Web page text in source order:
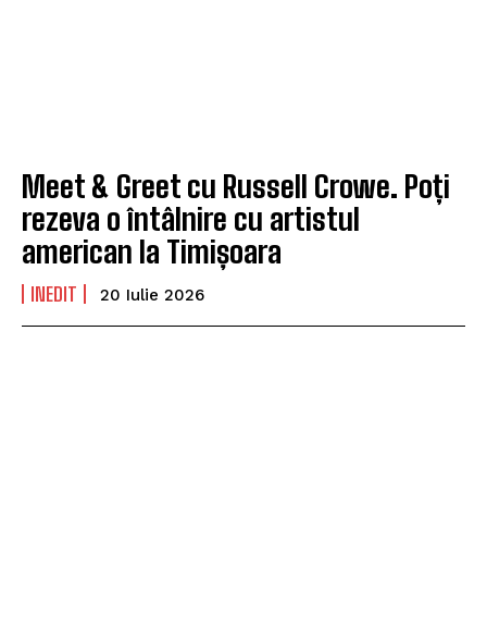
Meet & Greet cu Russell Crowe. Poți
rezeva o întâlnire cu artistul
american la Timișoara
INEDIT 20 Iulie 2026